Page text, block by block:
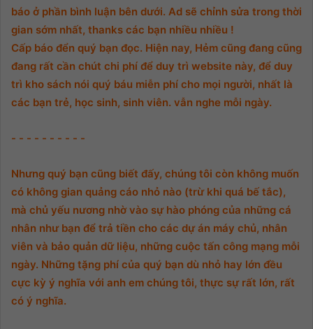
báo ở phần bình luận bên dưới. Ad sẽ chỉnh sửa trong thời
gian sớm nhất, thanks các bạn nhiều nhiều !
Cấp báo đển quý bạn đọc. Hiện nay, Hẻm cũng đang cũng
đang rất cần chút chi phí để duy trì website này, để duy
trì kho sách nói quý báu miễn phí cho mọi người, nhất là
các bạn trẻ, học sinh, sinh viên. vẫn nghe mỗi ngày.
- - - - - - - - - -
Nhưng quý bạn cũng biết đấy, chúng tôi còn không muốn
có không gian quảng cáo nhỏ nào (trừ khi quá bế tắc),
mà chủ yếu nương nhờ vào sự hào phóng của những cá
nhân như bạn để trả tiền cho các dự án máy chủ, nhân
viên và bảo quản dữ liệu, những cuộc tấn công mạng mỗi
ngày. Những tặng phí của quý bạn dù nhỏ hay lớn đều
cực kỳ ý nghĩa với anh em chúng tôi, thực sự rất lớn, rất
có ý nghĩa.